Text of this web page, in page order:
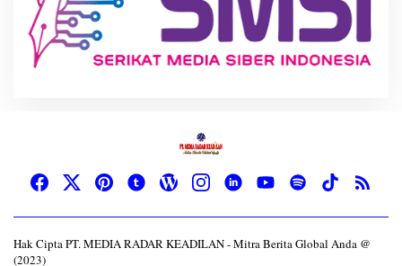
Hak Cipta PT. MEDIA RADAR KEADILAN - Mitra Berita Global Anda @
(2023)